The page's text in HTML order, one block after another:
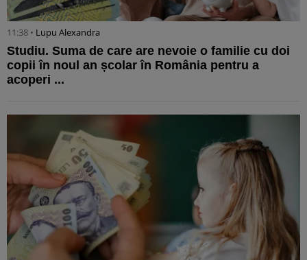
11:38 • Lupu Alexandra
Studiu. Suma de care are nevoie o familie cu doi
copii în noul an școlar în România pentru a
acoperi ...